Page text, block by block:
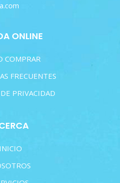
ONLINE
COMPRAR
FRECUENTES
PRIVACIDAD
INICIO